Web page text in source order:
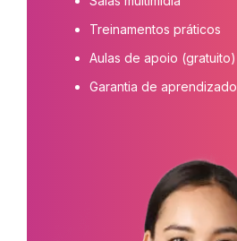
Treinamentos práticos
Aulas de apoio (gratuito)
Garantia de aprendizado